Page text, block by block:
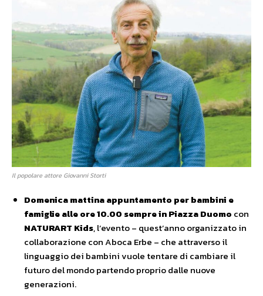
Il popolare attore Giovanni Storti
Domenica mattina appuntamento per bambini e
famiglie alle ore 10.00 sempre in Piazza Duomo con
NATURART Kids, l’evento – quest’anno organizzato in
collaborazione con Aboca Erbe – che attraverso il
linguaggio dei bambini vuole tentare di cambiare il
futuro del mondo partendo proprio dalle nuove
generazioni.